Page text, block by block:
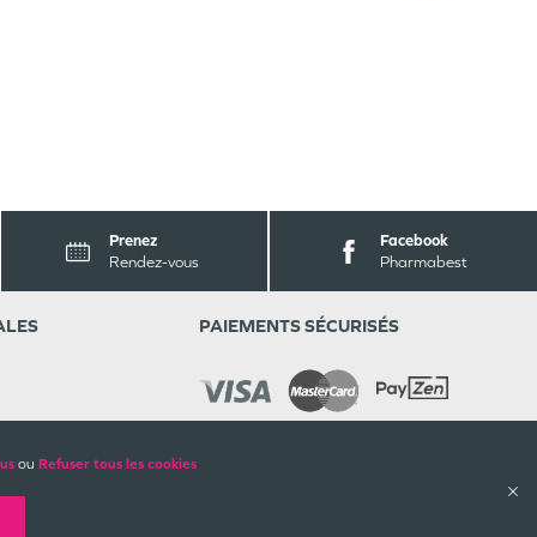
ou Refuser tous les cookies
Prenez
Rendez-vous
Facebook
Pharmabest
PAIEMENTS SÉCURISÉS